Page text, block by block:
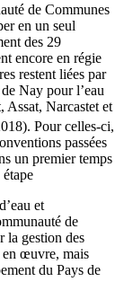
de Communes
en un seul
des 29
encore en régie
restent liées par
Nay pour l’eau
Assat, Narcastet et
Pour celles-ci,
passées
un premier temps
et
de
la gestion des
en œuvre, mais
du Pays de